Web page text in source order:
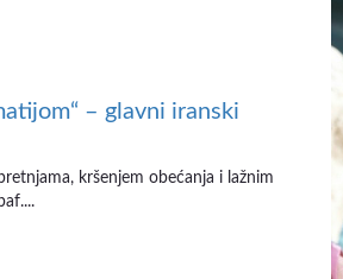
– glavni iranski
kršenjem obećanja i lažnim